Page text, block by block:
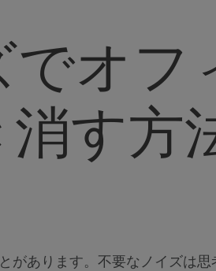
オフ
す方
があります。不要なノイズは思